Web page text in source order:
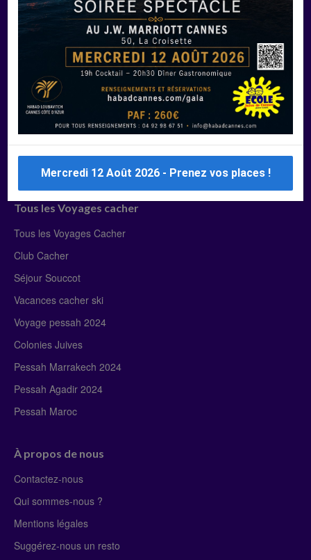
Manger Cacher
Liste des restaurants cacher
Restaurants cacher à Paris
Restaurants cacher à Deauville
Restaurants cacher à Lyon
Restaurants cacher à Marseille
Restaurants cacher Dubaï
Tous les Voyages cacher
Tous les Voyages Cacher
Club Cacher
Séjour Souccot
Vacances cacher ski
Voyage pessah 2024
Colonies Juives
Pessah Marrakech 2024
Pessah Agadir 2024
Pessah Maroc
À propos de nous
Contactez-nous
Qui sommes-nous ?
Mentions légales
Suggérez-nous un resto
Mercredi 12 Août 2026 - Prenez vos places !